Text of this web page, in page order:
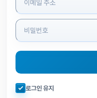
자동로그인 체크
로그인 유지